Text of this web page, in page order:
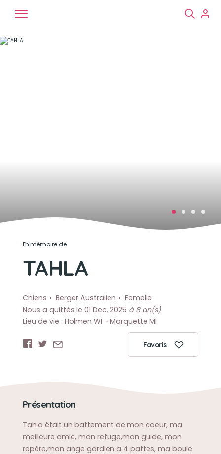
En mémoire de
TAHLA
Chiens Berger Australien
Femelle
Nous a quittés le 01 Dec. 2025 à 8 an(s)
Lieu de vie : Holmen WI - Marquette MI
Favoris
Présentation
Tahla était un battement de.mon coeur, ma
meilleure amie, mon refuge,mon guide, mon
repére,mon ange gardien a 4 pattes, ma boule